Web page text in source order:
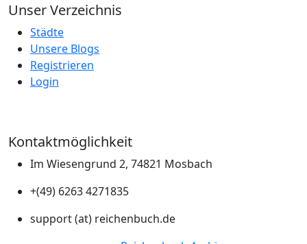
Unser Verzeichnis
Städte
Unsere Blogs
Registrieren
Login
Kontaktmöglichkeit
Im Wiesengrund 2, 74821 Mosbach
+(49) 6263 4271835
support (at) reichenbuch.de